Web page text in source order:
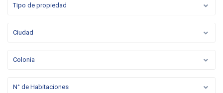
Tipo de propiedad
Ciudad
Colonia
N° de Habitaciones